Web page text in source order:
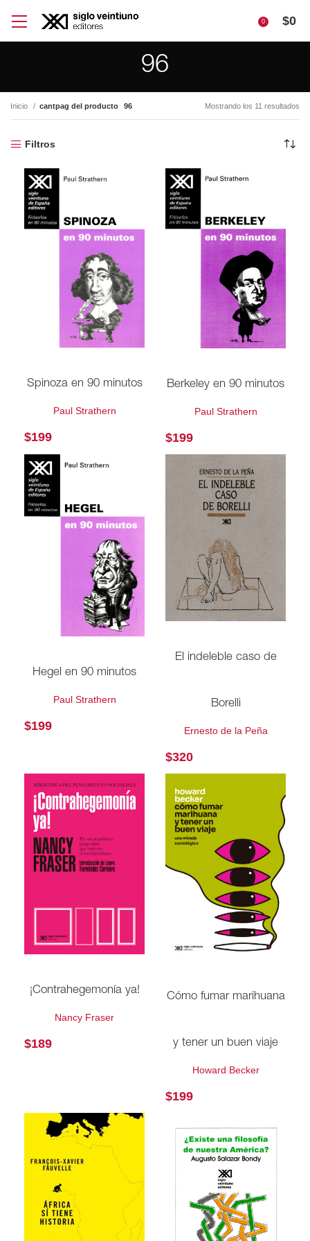
0 $0
96
Inicio cantpag del producto 96 Mostrando los 11 resultados
Filtros
Spinoza en 90 minutos
Paul Strathern
$199
Berkeley en 90 minutos
Paul Strathern
$199
Hegel en 90 minutos
Paul Strathern
$199
El indeleble caso de
Borelli
Ernesto de la Peña
$320
¡Contrahegemonía ya!
Nancy Fraser
$189
Cómo fumar marihuana
y tener un buen viaje
Howard Becker
$199